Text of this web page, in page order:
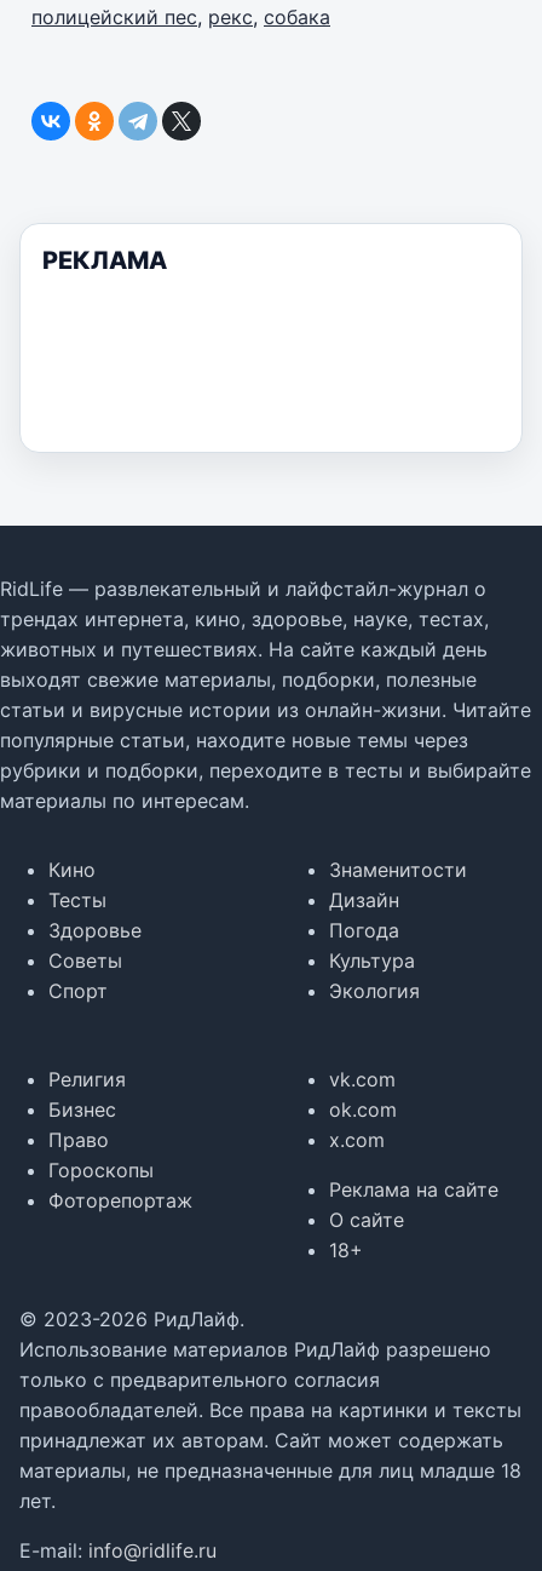
полицейский пес, рекс, собака
РЕКЛАМА
RidLife — развлекательный и лайфстайл-журнал о
трендах интернета, кино, здоровье, науке, тестах,
животных и путешествиях. На сайте каждый день
выходят свежие материалы, подборки, полезные
статьи и вирусные истории из онлайн-жизни. Читайте
популярные статьи, находите новые темы через
рубрики и подборки, переходите в тесты и выбирайте
материалы по интересам.
Кино
Тесты
Здоровье
Советы
Спорт
Знаменитости
Дизайн
Погода
Культура
Экология
Религия
Бизнес
Право
Гороскопы
Фоторепортаж
vk.com
ok.com
x.com
Реклама на сайте
О сайте
18+
© 2023-2026 РидЛайф.
Использование материалов РидЛайф разрешено
только с предварительного согласия
правообладателей. Все права на картинки и тексты
принадлежат их авторам. Сайт может содержать
материалы, не предназначенные для лиц младше 18
лет.
E-mail: info@ridlife.ru